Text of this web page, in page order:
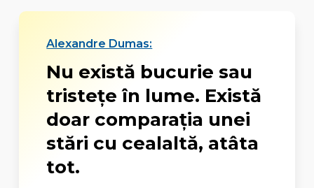
Alexandre Dumas:
Nu există bucurie sau
tristețe în lume. Există
doar comparația unei
stări cu cealaltă, atâta
tot.